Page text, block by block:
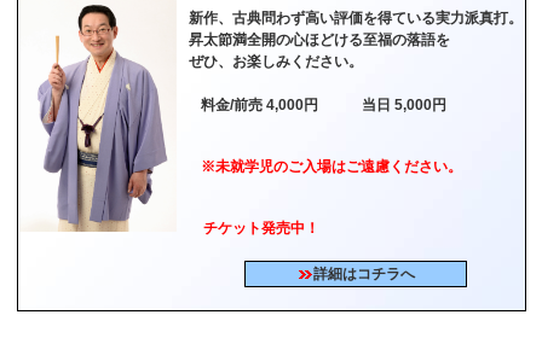
新作、古典問わず高い評価を得ている実力派真打。
昇太節満全開の心ほどける至福の落語を
ぜひ、お楽しみください。
料金/前売 4,000円 当日 5,000円
※未就学児のご入場はご遠慮ください。
チケット発売中！
詳細はコチラへ